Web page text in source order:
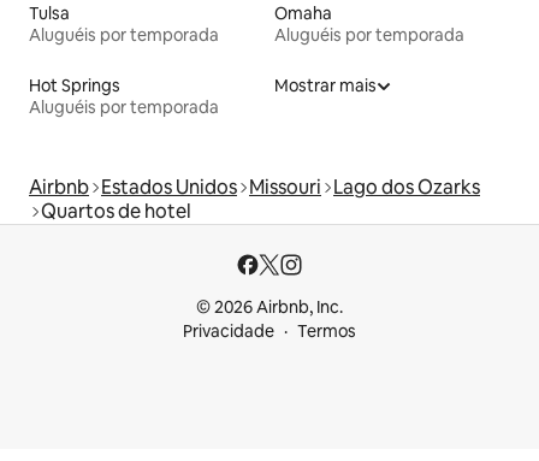
Tulsa
Aluguéis por temporada
Omaha
Aluguéis por temporada
Hot Springs
Aluguéis por temporada
Mostrar mais
Airbnb Estados Unidos Missouri Lago dos Ozarks
Quartos de hotel
© 2026 Airbnb, Inc.
Privacidade
Termos